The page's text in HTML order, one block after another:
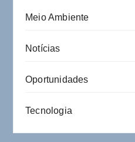
Meio Ambiente
Notícias
Oportunidades
Tecnologia